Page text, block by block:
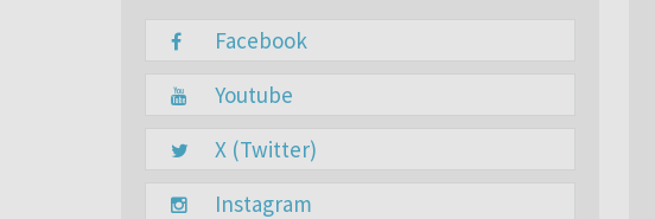
Facebook
Youtube
X (Twitter)
Instagram